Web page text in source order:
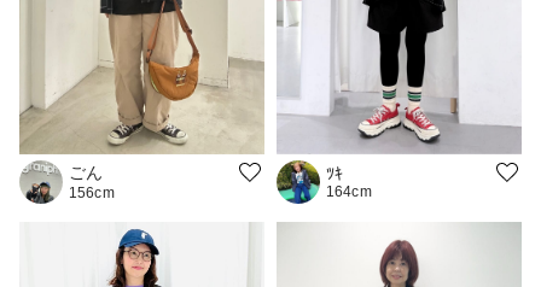
ごん
156cm
ﾂｷ
164cm